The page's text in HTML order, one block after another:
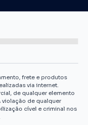
frete e produtos
via internet.
de qualquer elemento
violação de qualquer
cível e criminal nos